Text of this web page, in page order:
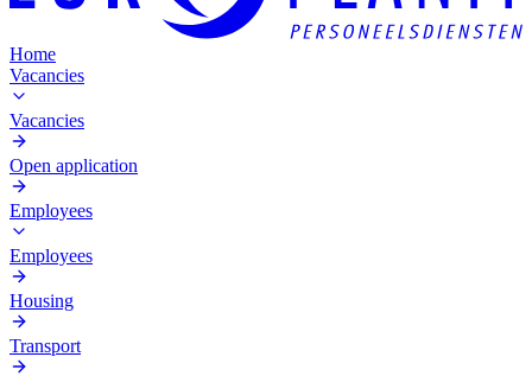
Home
Vacancies
Vacancies
Open application
Employees
Employees
Housing
Transport